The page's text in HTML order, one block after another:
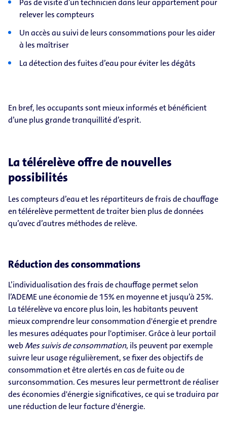
Pas de visite d’un technicien dans leur appartement pour
relever les compteurs
Un accès au suivi de leurs consommations pour les aider
à les maîtriser
La détection des fuites d’eau pour éviter les dégâts
En bref, les occupants sont mieux informés et bénéficient
d’une plus grande tranquillité d’esprit.
La télérelève offre de nouvelles
possibilités
Les compteurs d’eau et les répartiteurs de frais de chauffage
en télérelève permettent de traiter bien plus de données
qu’avec d’autres méthodes de relève.
Réduction des consommations
L’individualisation des frais de chauffage permet selon
l’ADEME une économie de 15% en moyenne et jusqu’à 25%.
La télérelève va encore plus loin, les habitants peuvent
mieux comprendre leur consommation d'énergie et prendre
les mesures adéquates pour l'optimiser. Grâce à leur portail
webMes suivis de consommation, ils peuvent par exemple
suivre leur usage régulièrement, se fixer des objectifs de
consommation et être alertés en cas de fuite ou de
surconsommation. Ces mesures leur permettront de réaliser
des économies d'énergie significatives, ce qui se traduira par
une réduction de leur facture d'énergie.